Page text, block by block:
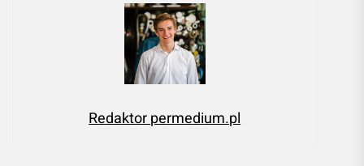
Redaktor permedium.pl